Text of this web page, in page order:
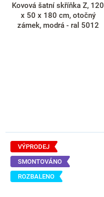
Kovová šatní skříňka Z, 120
x 50 x 180 cm, otočný
zámek, modrá - ral 5012
VÝPRODEJ
ROZBALENO
SMONTOVÁNO